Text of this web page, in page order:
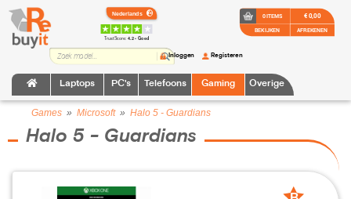
TrustScore:4.2 • Goed
Laptops PC's Telefoons Gaming Overige
Inloggen Registeren
0 ITEMS
BEKIJKEN
€ 0,00
AFREKENEN
Games » Microsoft» Halo 5 - Guardians
Halo 5 - Guardians